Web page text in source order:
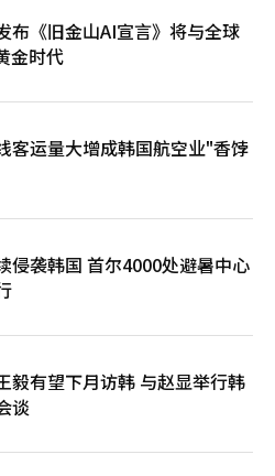
铁和石油化工等与中国直接竞争
们正在考虑差别适用，以提高偏远
将在年内引入AI DC专用电价制
力使用特性，制定单独的电价体
力相对充足的地区落户。可再生能
、政府主导的海上风电计划等，推
现。10kW以下家庭用太阳能的剩余
入”制度进行，而不是采用现有的
月或按季度进行。新建核电站和小
将通过专家和公众意见征集，纳入
本计划）。输电网也将提前于产业
扩展电力系统，以便AI DC和先进
，并通过扩建现有输电线路和地下
应对发电源多样化和分散型电力体
负责电力市场和系统运营的“电力
源·绿色转型·循环经济……AI时代
的另一个核心基础，水资源供应体
本计划的审查周期将从原来的五年
的河流水许可量进行再分配，以灵
用水、发电用水和河流水进行联动
利用，并在干旱脆弱地区扩建地下
布《旧金山AI宣言》将与全球
金时代
客运量大增成韩国航空业"香饽
侵袭韩国 首尔4000处避暑中心
毅有望下月访韩 与赵显举行韩
谈